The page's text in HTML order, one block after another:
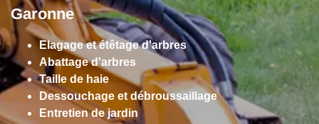
Garonne
Elagage et étêtage d'arbres
Abattage d'arbres
Taille de haie
Dessouchage et débroussaillage
Entretien de jardin